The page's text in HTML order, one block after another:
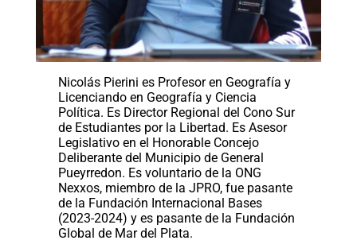
Nicolás Pierini es Profesor en Geografía y
Licenciando en Geografía y Ciencia
Política. Es Director Regional del Cono Sur
de Estudiantes por la Libertad. Es Asesor
Legislativo en el Honorable Concejo
Deliberante del Municipio de General
Pueyrredon. Es voluntario de la ONG
Nexxos, miembro de la JPRO, fue pasante
de la Fundación Internacional Bases
(2023-2024) y es pasante de la Fundación
Global de Mar del Plata.